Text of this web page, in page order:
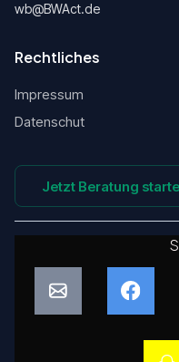
wb@BWAct.de
Rechtliches
Impressum
Datenschut
Jetzt Beratung